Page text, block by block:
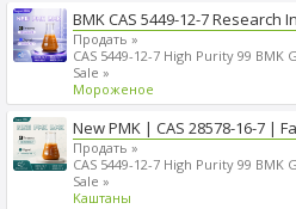
BMK CAS 5449-12-7 Research
Продать »
CAS 5449-12-7 High Purity 99 BMK
Sale »
Мороженое
New PMK | CAS 28578-16-7 |
Продать »
CAS 5449-12-7 High Purity 99 BMK
Sale »
Kаштаны